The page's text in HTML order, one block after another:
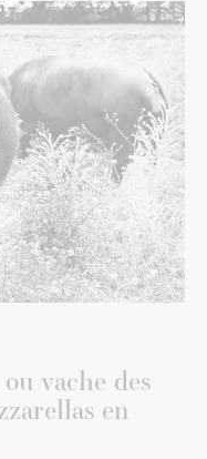
vache des
en